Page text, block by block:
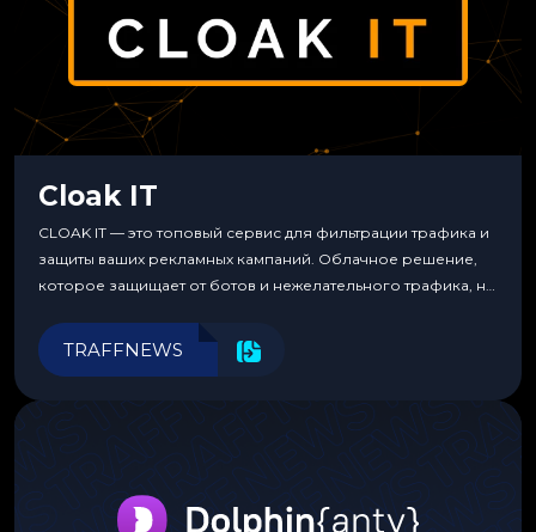
Cloak IT
CLOAK IT — это топовый сервис для фильтрации трафика и
защиты ваших рекламных кампаний. Облачное решение,
которое защищает от ботов и нежелательного трафика, не
программирования.
TRAFFNEWS